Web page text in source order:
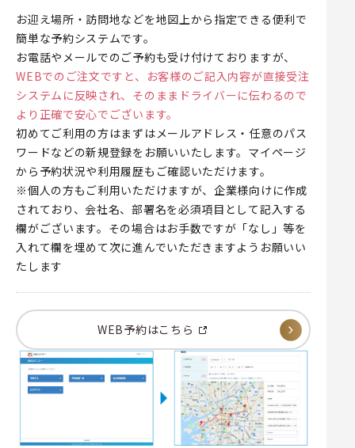
お迎え場所・訪問地などを地図上から指定できる便利で
簡単な予約システムです。
お電話やメールでのご予約も受け付けておりますが、
WEBでのご注文ですと、お客様のご記入内容が直接受注
システムに反映され、そのままドライバーに伝わるので
より正確で安心でございます。
初めてご利用の方はまずはメールアドレス・任意のパス
ワードなどの新規登録をお願いいたします。マイページ
から予約状況や利用履歴もご確認いただけます。
※個人の方もご利用いただけますが、企業様向けに作成
されており、会社名、部署名を必須項目として記入する
欄がございます。その場合はお手数ですが「なし」等を
入れて欄を埋めて次に進んでいただきますようお願いい
たします
WEB予約はこちら